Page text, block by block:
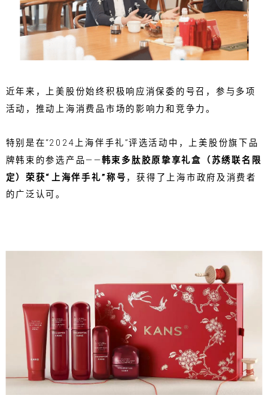
近年来，上美股份始终积极响应消保委的号召，参与多项
活动，推动上海消费品市场的影响力和竞争力。
特别是在“2024上海伴手礼”评选活动中，上美股份旗下品
牌韩束的参选产品——韩束多肽胶原挚享礼盒（苏绣联名限
定）荣获“上海伴手礼”称号 ，获得了上海市政府及消费者
的广泛认可。